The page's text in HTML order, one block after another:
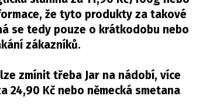
že tyto produkty za takové
se tedy pouze o krátkodobu nebo
zákazníků.
zmínit třeba Jar na nádobí, více
24,90 Kč nebo německá smetana